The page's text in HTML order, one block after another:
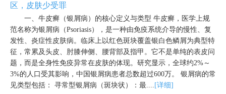
区，皮肤少受罪
一、牛皮癣（银屑病）的核心定义与类型 牛皮癣，医学上规
范名称为银屑病（Psoriasis），是一种由免疫系统介导的慢性、复
发性、炎症性皮肤病。临床上以红色斑块覆盖银白色鳞屑为典型特
征，常累及头皮、肘膝伸侧、腰背部及指甲。它不是单纯的表皮问
题，而是全身性免疫异常在皮肤的体现。研究显示，全球约2%～
3%的人口受其影响，中国银屑病患者总数超过600万。 银屑病的常
见类型包括： 寻常型银屑病（斑块状）：最....
[详细]